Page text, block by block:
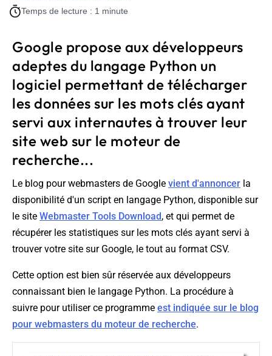
Temps de lecture : 1 minute
Google propose aux développeurs
adeptes du langage Python un
logiciel permettant de télécharger
les données sur les mots clés ayant
servi aux internautes à trouver leur
site web sur le moteur de
recherche...
Le blog pour webmasters de Google vient d'annoncer la
disponibilité d'un script en langage Python, disponible sur
le site Webmaster Tools Download, et qui permet de
récupérer les statistiques sur les mots clés ayant servi à
trouver votre site sur Google, le tout au format CSV.
Cette option est bien sûr réservée aux développeurs
connaissant bien le langage Python. La procédure à
suivre pour utiliser ce programme est indiquée sur le blog
pour webmasters du moteur de recherche.